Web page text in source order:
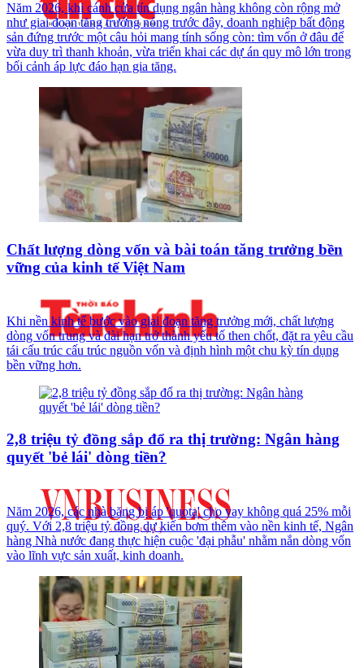
Năm 2026, khi cánh cửa tín dụng ngân hàng không còn rộng mở
như giai đoạn tăng trưởng nóng trước đây, doanh nghiệp bất động
sản đứng trước một câu hỏi mang tính sống còn: tìm vốn ở đâu để
vừa duy trì thanh khoản, vừa triển khai các dự án quy mô lớn trong
bối cảnh áp lực đáo hạn gia tăng.
Chất lượng dòng vốn và bài toán tăng trưởng bền
vững của kinh tế Việt Nam
Khi nền kinh tế bước vào giai đoạn tăng trưởng mới, chất lượng
dòng vốn trung và dài hạn trở thành yếu tố then chốt, đặt ra yêu cầu
tái cấu trúc cấu trúc nguồn vốn và định hình một chu kỳ tín dụng
bền vững hơn.
2,8 triệu tỷ đồng sắp đổ ra thị trường: Ngân hàng
quyết 'bẻ lái' dòng tiền?
Năm 2026, các nhà băng bị áp 'quota' cho vay không quá 25% mỗi
quý. Với 2,8 triệu tỷ đồng dự kiến bơm thêm vào nền kinh tế, Ngân
hàng Nhà nước đang thực hiện cuộc 'đại phẫu' nhằm nắn dòng vốn
vào lĩnh vực sản xuất, kinh doanh.